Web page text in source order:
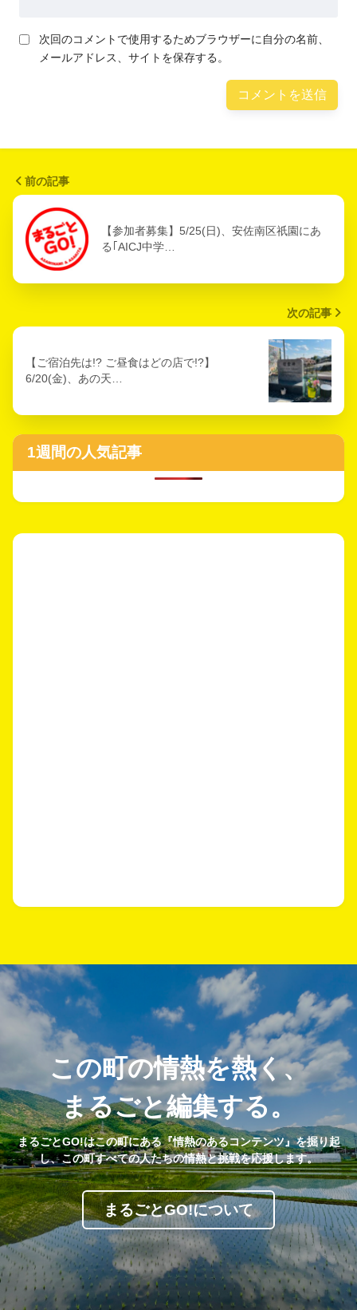
次回のコメントで使用するためブラウザーに自分の名前、
メールアドレス、サイトを保存する。
前の記事
【参加者募集】5/25(日)、安佐南区祇園にあ
る｢AICJ中学…
次の記事
【ご宿泊先は!? ご昼食はどの店で!?】
6/20(金)、あの天…
1週間の人気記事
この町の情熱を熱く、
まるごと編集する。
まるごとGO!はこの町にある『情熱のあるコンテンツ』を掘り起
し、この町すべての人たちの情熱と挑戦を応援します。
まるごとGO!について